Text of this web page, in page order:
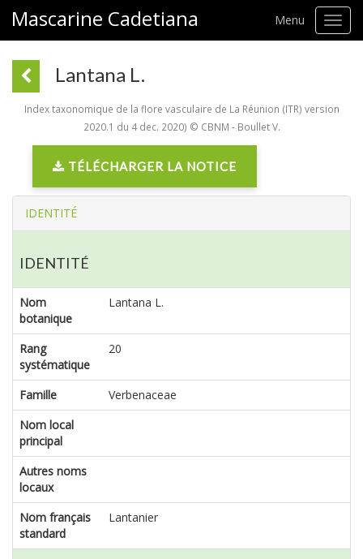
Mascarine Cadetiana Menu
Lantana L.
Index taxonomique de la flore vasculaire de La Réunion (ITR) version
2020.1 du 4 dec. 2020) © CBNM - Boullet V.
TÉLÉCHARGER LA NOTICE
IDENTITÉ
IDENTITÉ
Nom
botanique
Lantana L.
Rang
systématique
20
Famille
Verbenaceae
Nom local
principal
Autres noms
locaux
Nom français
standard
Lantanier